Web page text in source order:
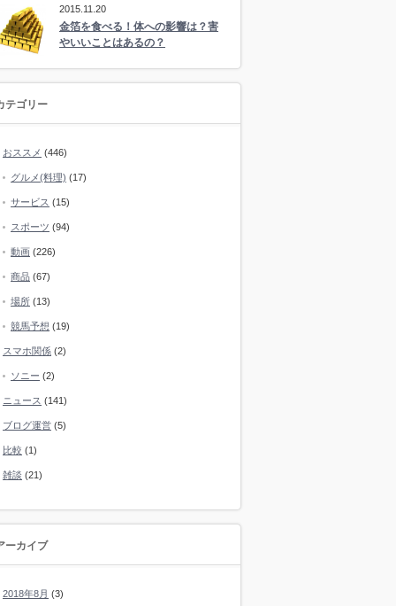
2015.11.20
金箔を食べる！体への影響は？害
やいいことはあるの？
テゴリー
おススメ (446)
グルメ(料理) (17)
サービス (15)
スポーツ (94)
動画 (226)
商品 (67)
場所 (13)
競馬予想 (19)
スマホ関係 (2)
ソニー (2)
ニュース (141)
ブログ運営 (5)
比較 (1)
雑談 (21)
ーカイブ
2018年8月 (3)